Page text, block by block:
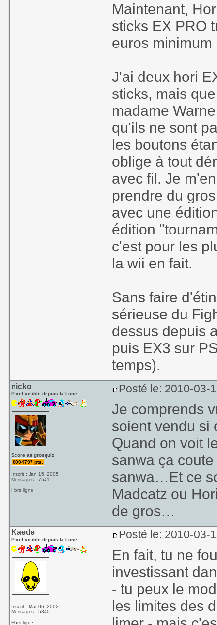
Maintenant,
sticks EX PRO
euros
J'ai deux hori
sticks, mais
madame
qu'ils ne sont
les boutons
oblige à tout
avec fil. Je
prendre du
avec une
édition
c'est pour les
la wii en fait.
Sans faire
sérieuse du
dessus depuis
puis EX3 sur
temps).
nicko
Pixel visible depuis la Lune
Score au grosquiz
0004797 pts.
Inscrit : Jan 15, 2005
Messages : 7541
Hors ligne
Posté le: 2010-03-
Je comprends
soient vendu si
Quand on voit
sanwa ça
sanwa…Et ce
Madcatz ou
de gros…
Kaede
Pixel visible depuis la Lune
Inscrit : Mar 06, 2002
Messages : 5340
Hors ligne
Posté le: 2010-03-
En fait, tu ne
investissant
- tu peux le
les limites des